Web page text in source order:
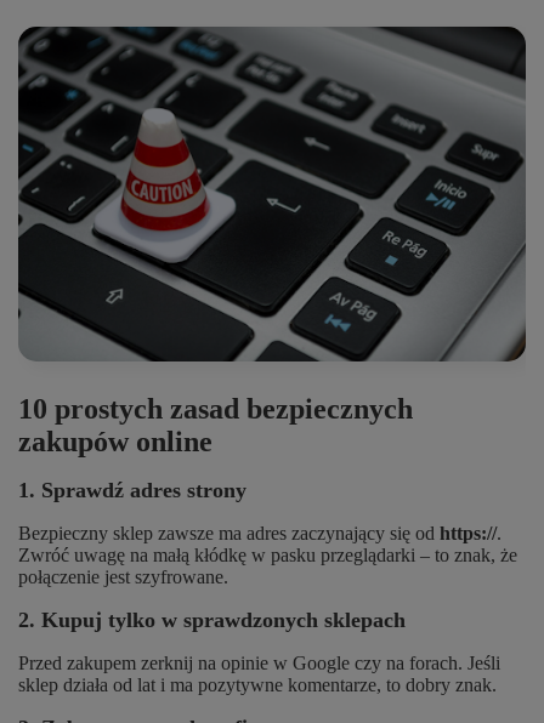
10 prostych zasad bezpiecznych
zakupów online
1. Sprawdź adres strony
Bezpieczny sklep zawsze ma adres zaczynający się od https://.
Zwróć uwagę na małą kłódkę w pasku przeglądarki – to znak, że
połączenie jest szyfrowane.
2. Kupuj tylko w sprawdzonych sklepach
Przed zakupem zerknij na opinie w Google czy na forach. Jeśli
sklep działa od lat i ma pozytywne komentarze, to dobry znak.